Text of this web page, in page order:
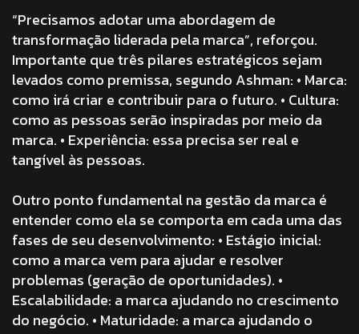
“Precisamos adotar uma abordagem de
transformação liderada pela marca”, reforçou.
Importante que três pilares estratégicos sejam
levados como premissa, segundo Ashman: • Marca:
como irá criar e contribuir para o futuro. • Cultura:
como as pessoas serão inspiradas por meio da
marca. • Experiência: essa precisa ser real e
tangível às pessoas.
Outro ponto fundamental na gestão da marca é
entender como ela se comporta em cada uma das
fases de seu desenvolvimento: • Estágio inicial:
como a marca vem para ajudar e resolver
problemas (geração de oportunidades). •
Escalabilidade: a marca ajudando no crescimento
do negócio. • Maturidade: a marca ajudando o